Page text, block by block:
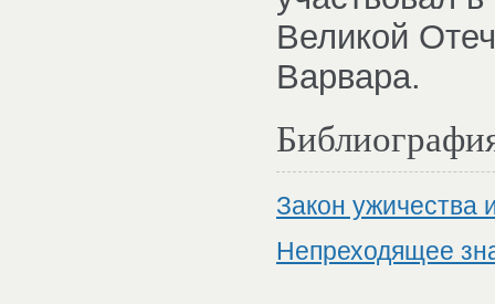
Великой
Варвара.
Закон ужичества
Непреходящее